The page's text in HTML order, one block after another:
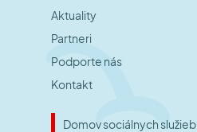
Aktuality
Partneri
Podporte nás
Kontakt
Domov sociálnych služieb